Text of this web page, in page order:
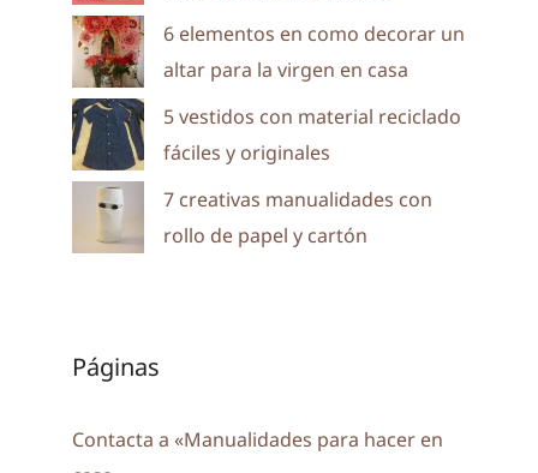
6 elementos en como decorar un
altar para la virgen en casa
5 vestidos con material reciclado
fáciles y originales
7 creativas manualidades con
rollo de papel y cartón
Páginas
Contacta a «Manualidades para hacer en